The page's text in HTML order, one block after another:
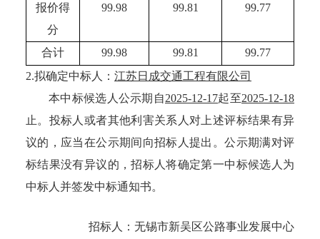
报价得
分
99.98 99.81 99.77
合计 99.98 99.81
99.77
2.拟确定中标人： 江苏日成交通工程有限公司
本中标候选人公示期自2025-12-17起至2025-12-18
止。投标人或者其他利害关系人对上述评标结果有异
议的，应当在公示期间向招标人提出。公示期满对评
标结果没有异议的，招标人将确定第一中标候选人为
中标人并签发中标通知书。
招标人： 无锡市新吴区公路事业发展中心